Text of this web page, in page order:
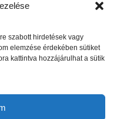
szabott hirdetések vagy
elemzése érdekében sütiket
kattintva hozzájárulhat a sütik
következő cikk